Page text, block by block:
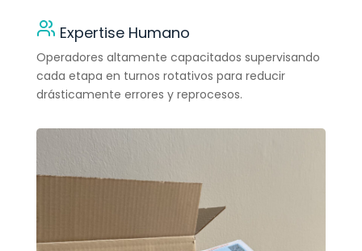
Expertise Humano
Operadores altamente capacitados supervisando
cada etapa en turnos rotativos para reducir
drásticamente errores y reprocesos.